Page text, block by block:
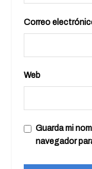
Correo
Web
Guarda mi
navegador